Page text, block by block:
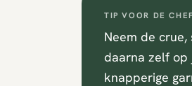
TIP VOOR DE CHEF
Neem de
daarna zelf op
knapperige